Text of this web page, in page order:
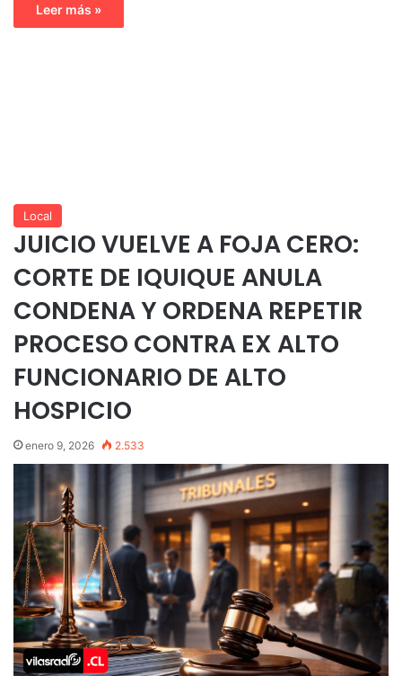
Leer más »
Local
JUICIO VUELVE A FOJA CERO:
CORTE DE IQUIQUE ANULA
CONDENA Y ORDENA REPETIR
PROCESO CONTRA EX ALTO
FUNCIONARIO DE ALTO
HOSPICIO
enero 9, 2026 2.533